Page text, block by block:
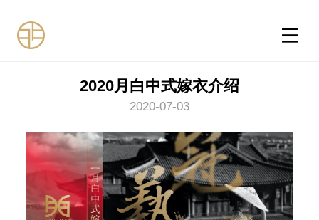
2020月白中式嫁衣介绍
2020-07-03